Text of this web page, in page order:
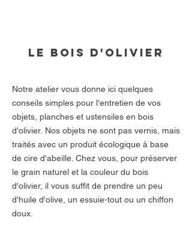
le bois d'olivier
Notre atelier vous donne ici quelques
conseils simples pour l'entretien de vos
objets, planches et ustensiles en bois
d'olivier. Nos objets ne sont pas vernis, mais
traités avec un produit écologique à base
de cire d'abeille. Chez vous, pour préserver
le grain naturel et la couleur du bois
d'olivier, il vous suffit de prendre un peu
d'huile d'olive, un essuie-tout ou un chiffon
doux.